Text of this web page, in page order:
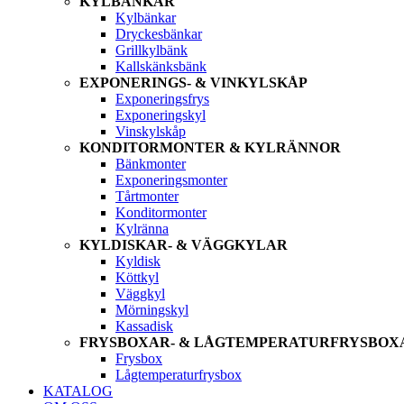
Kylbänkar
Dryckesbänkar
Grillkylbänk
Kallskänksbänk
EXPONERINGS- & VINKYLSKÅP
Exponeringsfrys
Exponeringskyl
Vinskylskåp
KONDITORMONTER & KYLRÄNNOR
Bänkmonter
Exponeringsmonter
Tårtmonter
Konditormonter
Kylränna
KYLDISKAR- & VÄGGKYLAR
Kyldisk
Köttkyl
Väggkyl
Mörningskyl
Kassadisk
FRYSBOXAR- &
Frysbox
Lågtemperaturfrysbox
KATALOG